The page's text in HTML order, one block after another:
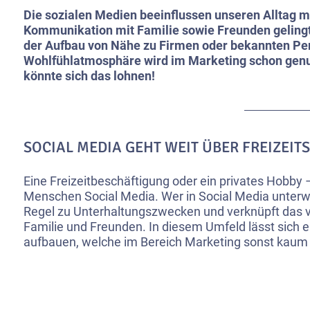
Die sozialen Medien beeinflussen unseren Alltag
Kommunikation mit Familie sowie Freunden
der Aufbau von Nähe zu Firmen oder bekannten
Wohlfühlatmosphäre wird im Marketing schon
könnte sich das lohnen!
SOCIAL MEDIA GEHT WEIT ÜBER
Eine Freizeitbeschäftigung oder ein privates Hobby
Menschen Social Media. Wer in Social Media
Regel zu Unterhaltungszwecken und verknüpft das
Familie und Freunden. In diesem Umfeld lässt sich
aufbauen, welche im Bereich Marketing sonst